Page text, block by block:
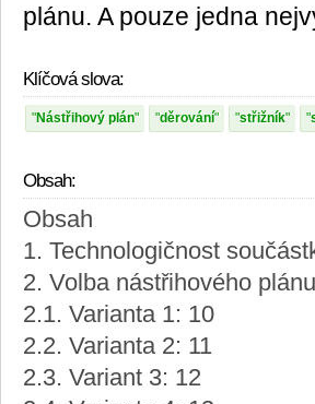
plánu. A pouze jedna
Klíčová slova:
Nástřihový plán děrování střižník
Obsah:
Obsah
1. Technologičnost
2. Volba nástřihového
2.1. Varianta 1: 10
2.2. Varianta 2: 11
2.3. Variant 3: 12